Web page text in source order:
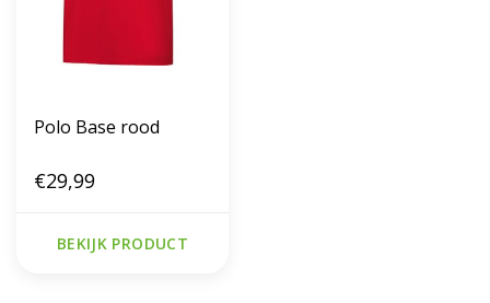
Polo Base rood
€29,99
BEKIJK PRODUCT